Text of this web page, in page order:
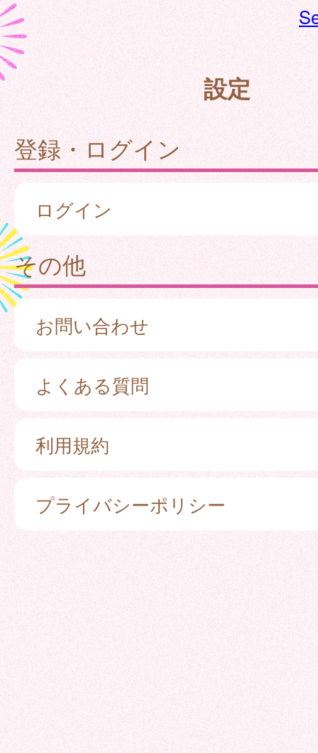
設定
登録・ログイン
ログイン
その他
お問い合わせ
よくある質問
利用規約
プライバシーポリシー